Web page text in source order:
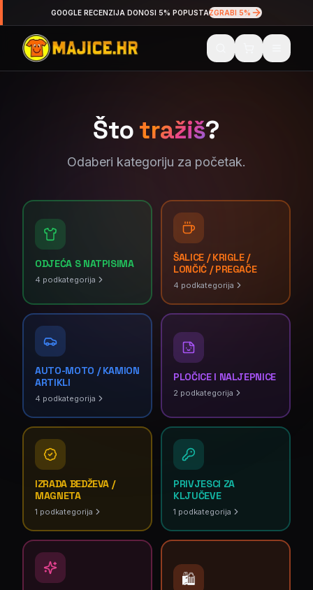
GOOGLE RECENZIJA DONOSI 5% POPUSTAZGRABI 5%
Štotražiš?
Odaberi kategoriju za početak.
ODJEĆA S NATPISIMA
4 podkategorija
ŠALICE / KRIGLE /
LONČIĆ / PREGAČE
4 podkategorija
AUTO-MOTO / KAMION
ARTIKLI
4 podkategorija
PLOČICE I NALJEPNICE
2 podkategorija
IZRADA BEDŽEVA /
MAGNETA
1 podkategorija
PRIVJESCI ZA
KLJUČEVE
1 podkategorija
🛍️